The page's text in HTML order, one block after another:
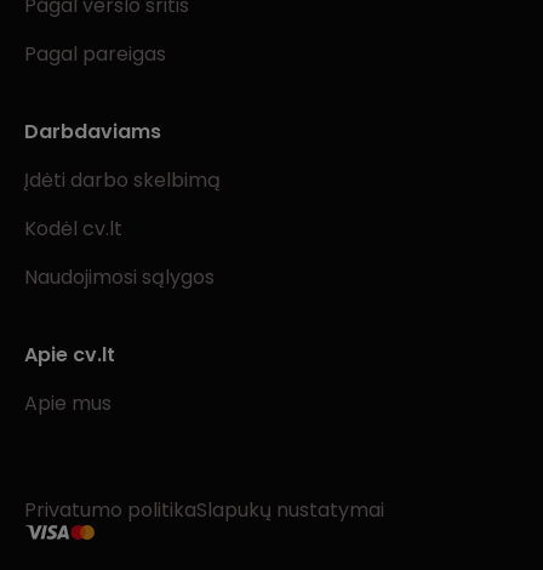
Pagal pareigas
Darbdaviams
Įdėti darbo skelbimą
Kodėl cv.lt
Naudojimosi sąlygos
Apie cv.lt
Apie mus
Privatumo politikaSlapukų nustatymai